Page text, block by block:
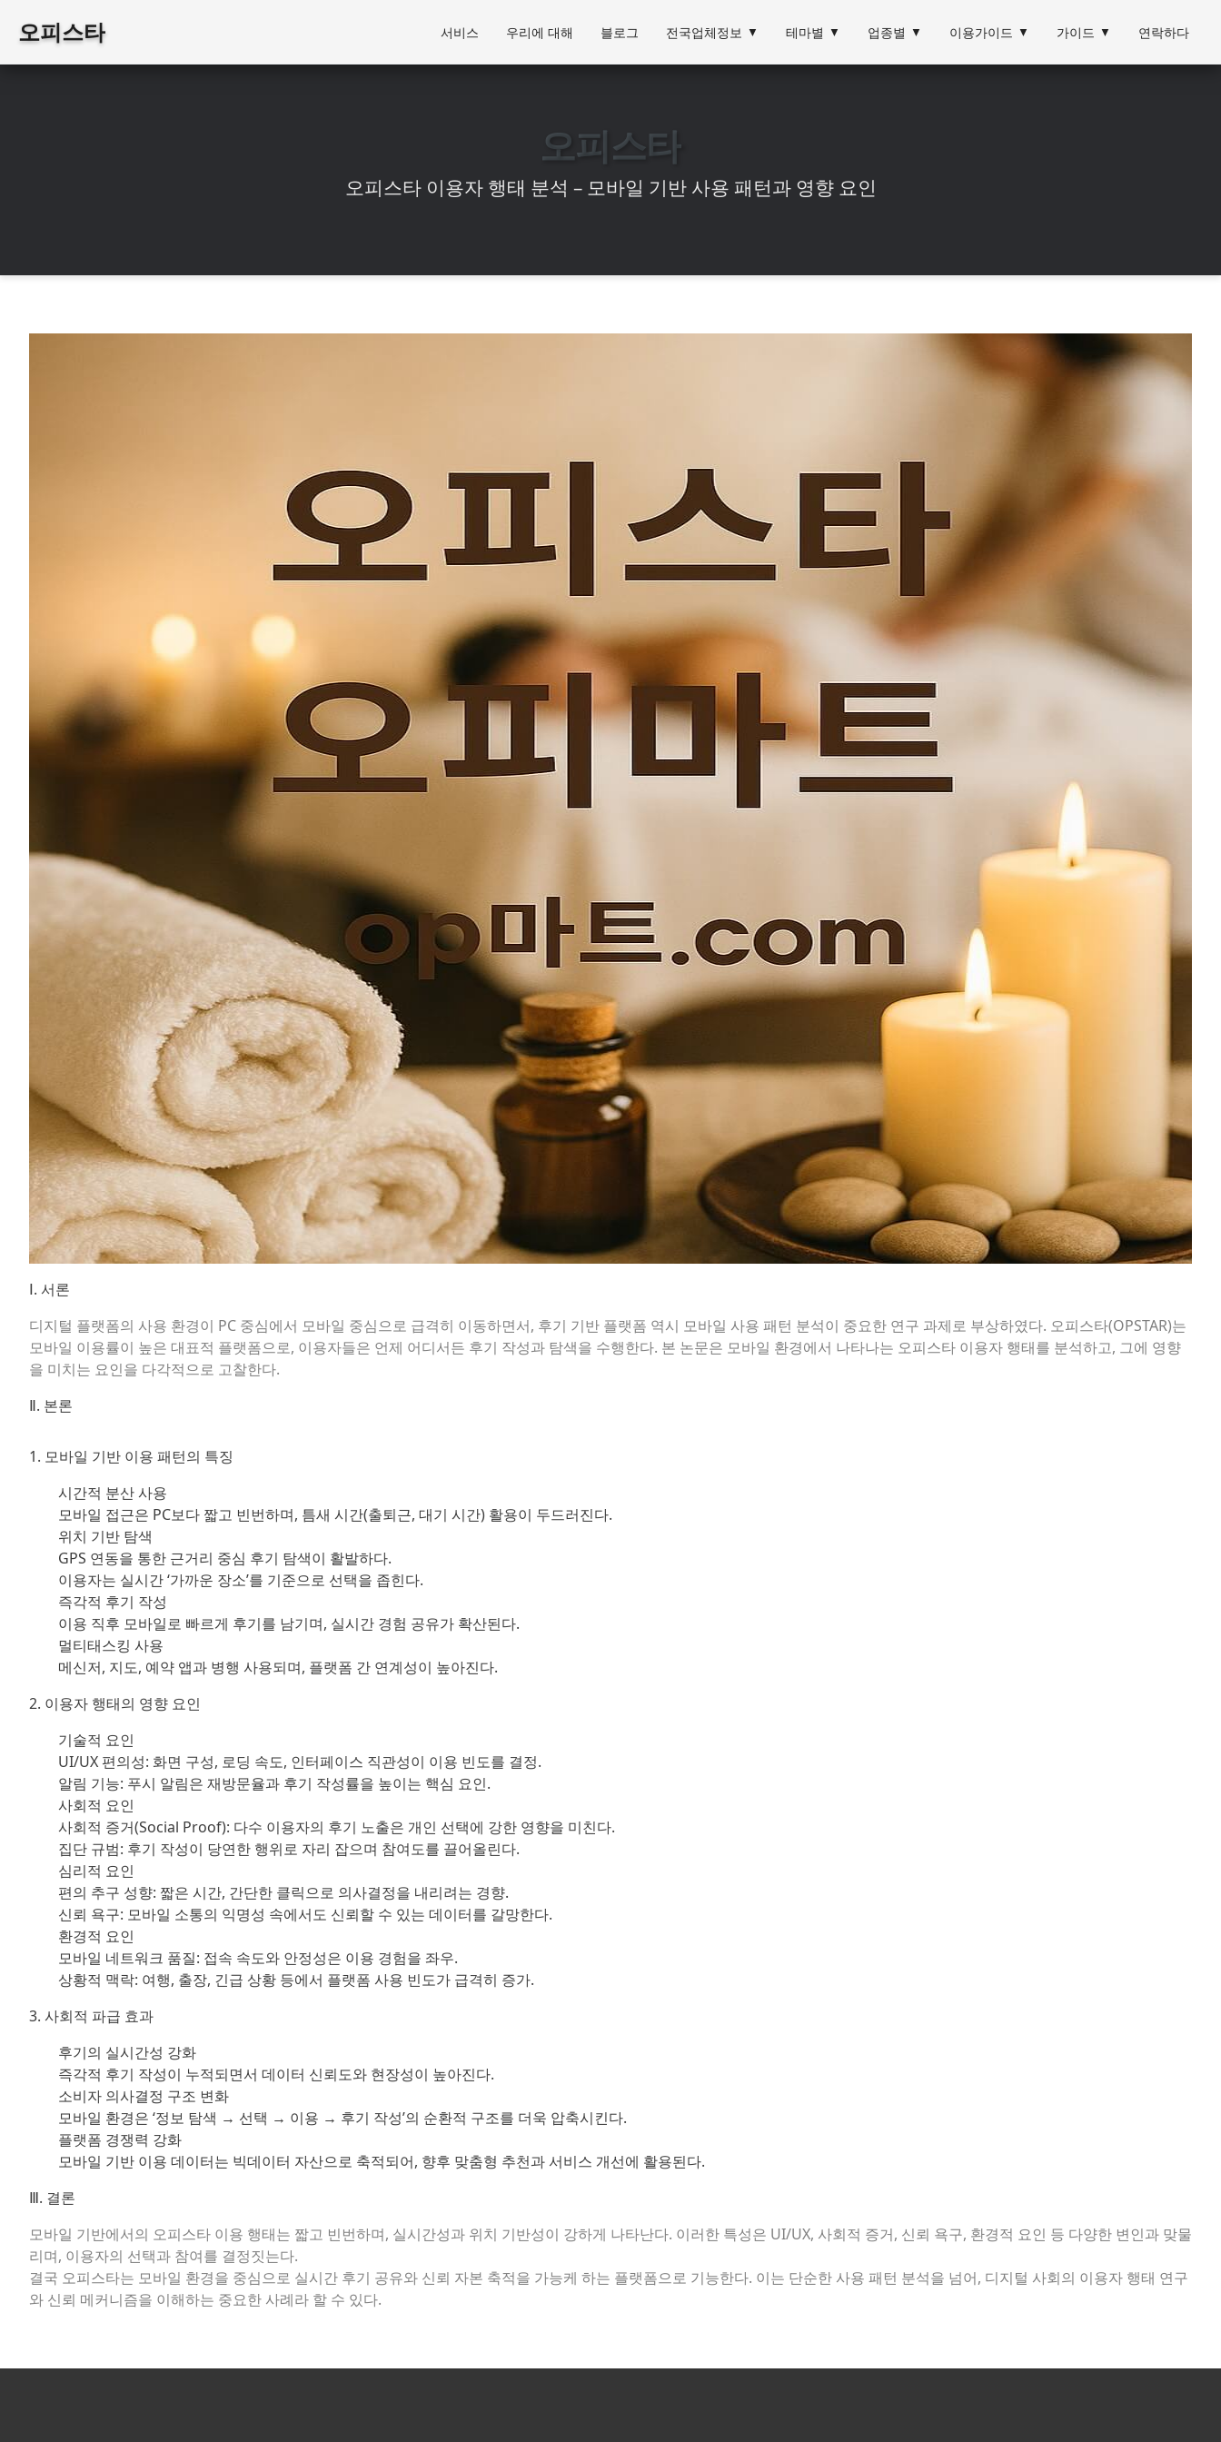
오피스타 서비스 우리에 대해 블로그 전국업체정보 ▼ 테마별 ▼ 업종별 ▼ 이용가이드 ▼ 가이드 ▼ 연락하다
오피스타
오피스타 이용자 행태 분석 – 모바일 기반 사용 패턴과 영향 요인
Ⅰ. 서론
디지털 플랫폼의 사용 환경이 PC 중심에서 모바일 중심으로 급격히 이동하면서, 후기 기반 플랫폼 역시 모바일 사용 패턴 분석이 중요한 연구 과제로 부상하였다. 오피스타(OPSTAR)는
모바일 이용률이 높은 대표적 플랫폼으로, 이용자들은 언제 어디서든 후기 작성과 탐색을 수행한다. 본 논문은 모바일 환경에서 나타나는 오피스타 이용자 행태를 분석하고, 그에 영향
을 미치는 요인을 다각적으로 고찰한다.
Ⅱ. 본론
1. 모바일 기반 이용 패턴의 특징
시간적 분산 사용
모바일 접근은 PC보다 짧고 빈번하며, 틈새 시간(출퇴근, 대기 시간) 활용이 두드러진다.
위치 기반 탐색
GPS 연동을 통한 근거리 중심 후기 탐색이 활발하다.
이용자는 실시간 ‘가까운 장소’를 기준으로 선택을 좁힌다.
즉각적 후기 작성
이용 직후 모바일로 빠르게 후기를 남기며, 실시간 경험 공유가 확산된다.
멀티태스킹 사용
메신저, 지도, 예약 앱과 병행 사용되며, 플랫폼 간 연계성이 높아진다.
2. 이용자 행태의 영향 요인
기술적 요인
UI/UX 편의성: 화면 구성, 로딩 속도, 인터페이스 직관성이 이용 빈도를 결정.
알림 기능: 푸시 알림은 재방문율과 후기 작성률을 높이는 핵심 요인.
사회적 요인
사회적 증거(Social Proof): 다수 이용자의 후기 노출은 개인 선택에 강한 영향을 미친다.
집단 규범: 후기 작성이 당연한 행위로 자리 잡으며 참여도를 끌어올린다.
심리적 요인
편의 추구 성향: 짧은 시간, 간단한 클릭으로 의사결정을 내리려는 경향.
신뢰 욕구: 모바일 소통의 익명성 속에서도 신뢰할 수 있는 데이터를 갈망한다.
환경적 요인
모바일 네트워크 품질: 접속 속도와 안정성은 이용 경험을 좌우.
상황적 맥락: 여행, 출장, 긴급 상황 등에서 플랫폼 사용 빈도가 급격히 증가.
3. 사회적 파급 효과
후기의 실시간성 강화
즉각적 후기 작성이 누적되면서 데이터 신뢰도와 현장성이 높아진다.
소비자 의사결정 구조 변화
모바일 환경은 ‘정보 탐색 → 선택 → 이용 → 후기 작성’의 순환적 구조를 더욱 압축시킨다.
플랫폼 경쟁력 강화
모바일 기반 이용 데이터는 빅데이터 자산으로 축적되어, 향후 맞춤형 추천과 서비스 개선에 활용된다.
Ⅲ. 결론
모바일 기반에서의 오피스타 이용 행태는 짧고 빈번하며, 실시간성과 위치 기반성이 강하게 나타난다. 이러한 특성은 UI/UX, 사회적 증거, 신뢰 욕구, 환경적 요인 등 다양한 변인과 맞물
리며, 이용자의 선택과 참여를 결정짓는다.
결국 오피스타는 모바일 환경을 중심으로 실시간 후기 공유와 신뢰 자본 축적을 가능케 하는 플랫폼으로 기능한다. 이는 단순한 사용 패턴 분석을 넘어, 디지털 사회의 이용자 행태 연구
와 신뢰 메커니즘을 이해하는 중요한 사례라 할 수 있다.